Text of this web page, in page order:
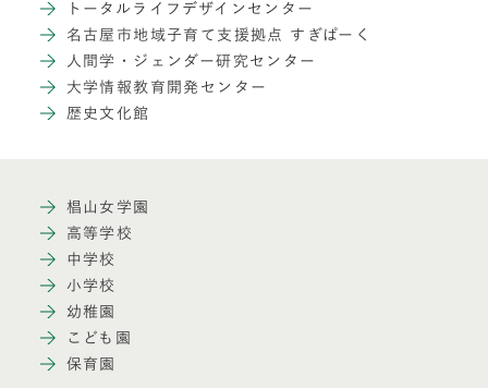
トータルライフデザインセンター
名古屋市地域子育て支援拠点 すぎぱーく
人間学・ジェンダー研究センター
大学情報教育開発センター
歴史文化館
椙山女学園
高等学校
中学校
小学校
幼稚園
こども園
保育園